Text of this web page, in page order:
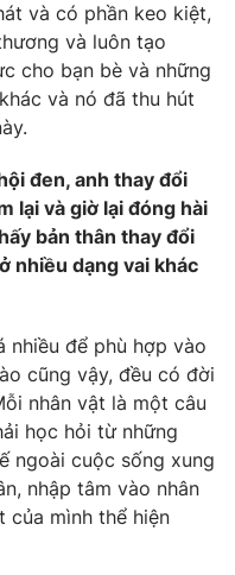
Nam
tử số 483/GP-BTTTT
Phạm Quốc Thắng,
và có phần keo kiệt,
và luôn tạo
cho bạn bè và những
và nó đã thu hút
đen, anh thay đổi
lại và giờ lại đóng hài
bản thân thay đổi
nhiều dạng vai khác
nhiều để phù hợp vào
cũng vậy, đều có đời
nhân vật là một câu
học hỏi từ những
ngoài cuộc sống xung
nhập tâm vào nhân
của mình thể hiện